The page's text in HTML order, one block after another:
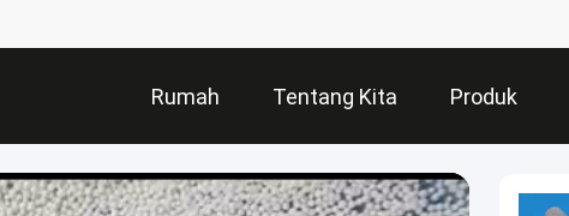
Rumah Tentang Kita Produk